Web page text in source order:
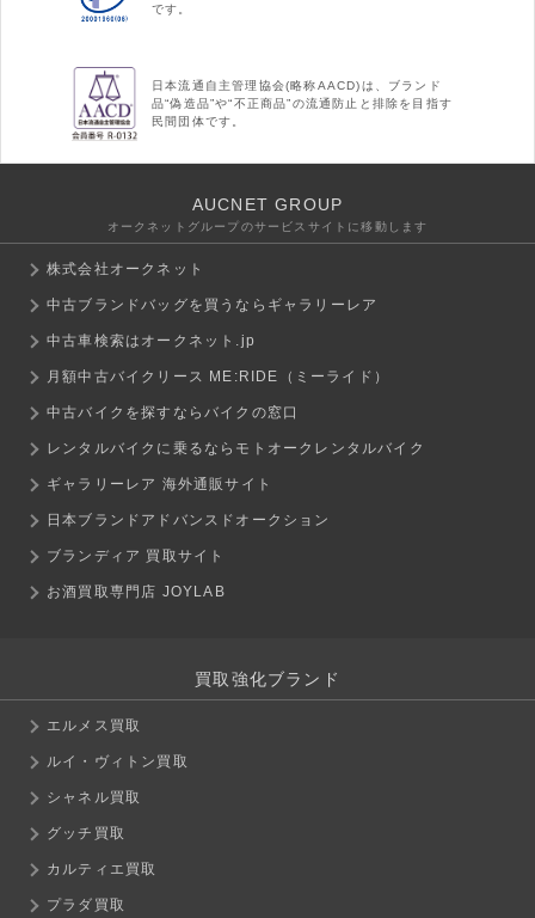
です。
日本流通自主管理協会(略称AACD)は、ブランド
品“偽造品”や“不正商品”の流通防止と排除を目指す
民間団体です。
AUCNET GROUP
オークネットグループのサービスサイトに移動します
株式会社オークネット
中古ブランドバッグを買うならギャラリーレア
中古車検索はオークネット.jp
月額中古バイクリース ME:RIDE（ミーライド）
中古バイクを探すならバイクの窓口
レンタルバイクに乗るならモトオークレンタルバイク
ギャラリーレア 海外通販サイト
日本ブランドアドバンスドオークション
ブランディア 買取サイト
お酒買取専門店 JOYLAB
買取強化ブランド
エルメス買取
ルイ・ヴィトン買取
シャネル買取
グッチ買取
カルティエ買取
プラダ買取